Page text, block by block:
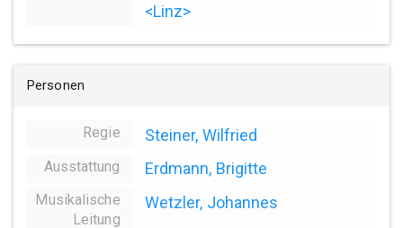
<Linz>
Personen
Regie Steiner, Wilfried
Ausstattung Erdmann, Brigitte
Musikalische
Leitung
Wetzler, Johannes